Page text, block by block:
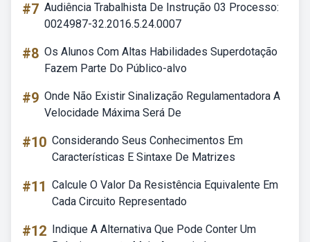
#7 Audiência Trabalhista De Instrução 03 Processo:
0024987-32.2016.5.24.0007
#8 Os Alunos Com Altas Habilidades Superdotação
Fazem Parte Do Público-alvo
#9 Onde Não Existir Sinalização Regulamentadora A
Velocidade Máxima Será De
#10 Considerando Seus Conhecimentos Em
Características E Sintaxe De Matrizes
#11 Calcule O Valor Da Resistência Equivalente Em
Cada Circuito Representado
#12 Indique A Alternativa Que Pode Conter Um